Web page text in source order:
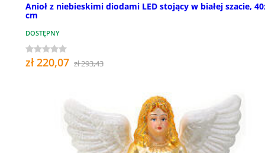
Anioł z niebieskimi diodami LED stojący w białej szacie,
cm
DOSTĘPNY
zł 220,07 zł 293,43